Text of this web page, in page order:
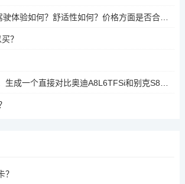
213款大众朗行的驾驶体验如何？舒适性如何？价格方面是否合理？
？
根据你提供的内容，生成一个直接对比奥迪A8L6TFSi和别克S8的核心疑问标题，，奥迪A8L6TFSi与别克S8的对比，性价比、空间与科技的差异分析？
？